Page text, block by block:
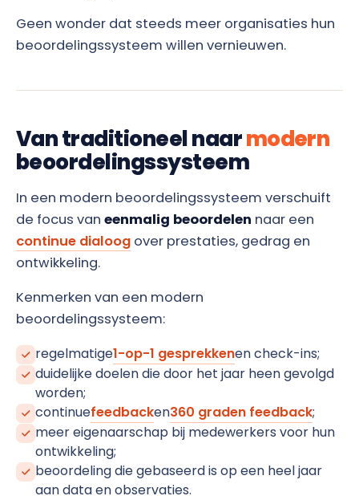
Geen wonder dat steeds meer organisaties hun
beoordelingssysteem willen vernieuwen.
Van traditioneel naarmodern
beoordelingssysteem
In een modern beoordelingssysteem verschuift
de focus van eenmalig beoordelen naar een
continue dialoog over prestaties, gedrag en
ontwikkeling.
Kenmerken van een modern
beoordelingssysteem:
regelmatige1-op-1 gesprekkenen check-ins;
duidelijke doelen die door het jaar heen gevolgd
worden;
continuefeedbacken360 graden feedback;
meer eigenaarschap bij medewerkers voor hun
ontwikkeling;
beoordeling die gebaseerd is op een heel jaar
aan data en observaties.